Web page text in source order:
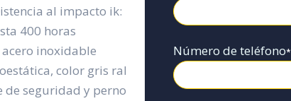
al impacto ik:
400 horas
inoxidable
color gris ral
de seguridad y perno
Número de teléfono*